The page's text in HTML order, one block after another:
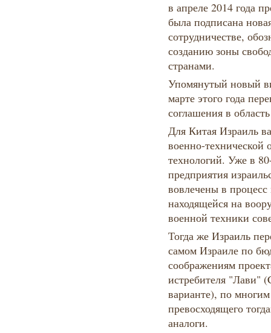
в апреле 2014 года
была подписана
сотрудничестве,
созданию зоны
странами.
Упомянутый новый
марте этого года
соглашения в
Для Китая Израиль
военно-технической
технологий. Уже в
предприятия
вовлечены в
находящейся на
военной техники
Тогда же Израиль
самом Израиле по
соображениям
истребителя "Лави"
варианте), по
превосходящего
аналоги.